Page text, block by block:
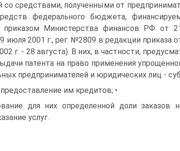
со средствами, полученными от
федерального бюджета,
приказом Министерства финансов РФ от
2001 г., рег. №2809 в редакции приказа
г. - 28 августа). В них, в частности,
патента на право применения
предпринимателей и юридических лиц -
им кредитов; •
для них определенной доли
услуг.